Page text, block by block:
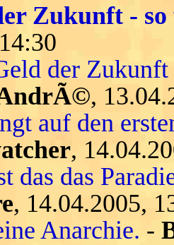
Zukunft -
der
,
auf den
,
das das
, 14.04.2005,
Anarchie. -